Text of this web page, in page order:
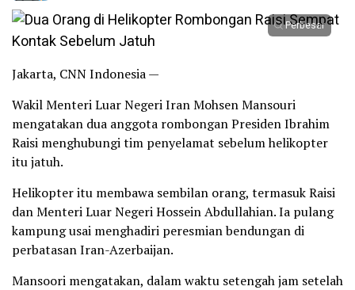
Perbesar
Jakarta, CNN Indonesia —
Wakil Menteri Luar Negeri Iran Mohsen Mansouri
mengatakan dua anggota rombongan Presiden Ibrahim
Raisi menghubungi tim penyelamat sebelum helikopter
itu jatuh.
Helikopter itu membawa sembilan orang, termasuk Raisi
dan Menteri Luar Negeri Hossein Abdullahian. Ia pulang
kampung usai menghadiri peresmian bendungan di
perbatasan Iran-Azerbaijan.
Mansoori mengatakan, dalam waktu setengah jam setelah